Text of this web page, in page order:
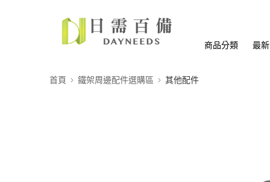
商品分類 最
首頁 鐵架周邊配件選購區 其他配件